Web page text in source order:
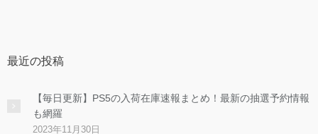
最近の投稿
【毎日更新】PS5の入荷在庫速報まとめ！最新の抽選予約情報
も網羅
2023年11月30日